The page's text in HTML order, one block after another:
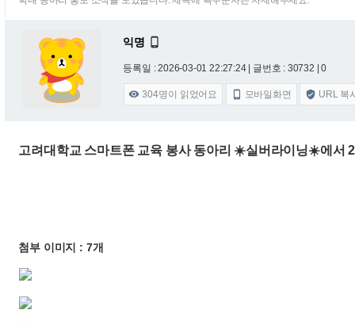
익명 
등록일 : 2026-03-01 22:27:24 | 글번호 : 30732 | 0
 304명이 읽었어요  모바일화면  URL 복
고려대학교 스마트폰 교육 봉사 동아리 ☀️실버라이닝☀️에서
첨부 이미지 : 7개